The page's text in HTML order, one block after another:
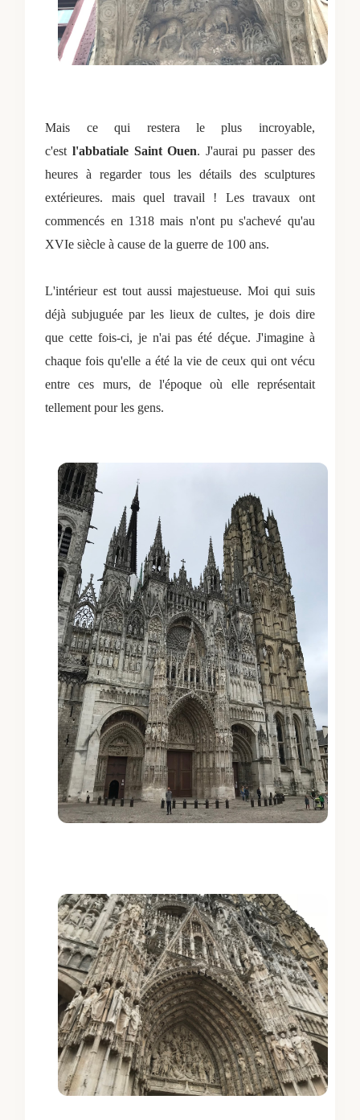
Mais ce qui restera le plus incroyable,
c'est l'abbatiale Saint Ouen. J'aurai pu passer des
heures à regarder tous les détails des sculptures
extérieures. mais quel travail ! Les travaux ont
commencés en 1318 mais n'ont pu s'achevé qu'au
XVIe siècle à cause de la guerre de 100 ans.
L'intérieur est tout aussi majestueuse. Moi qui suis
déjà subjuguée par les lieux de cultes, je dois dire
que cette fois-ci, je n'ai pas été déçue. J'imagine à
chaque fois qu'elle a été la vie de ceux qui ont vécu
entre ces murs, de l'époque où elle représentait
tellement pour les gens.